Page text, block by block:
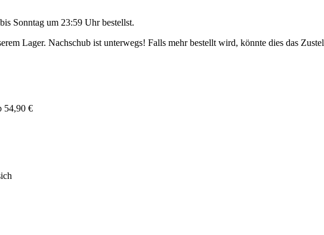
Sonntag um 23:59 Uhrbestellst.
Lager. Nachschub ist unterwegs! Falls mehr bestellt wird, könnte dies das
54,90 €